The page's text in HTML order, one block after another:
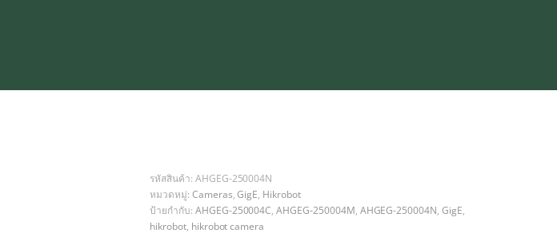
รหัสสินค้า: AHGEG-250004N
หมวดหมู่: Cameras ,GigE Hikrobot
ป้ายกำกับ: AHGEG-250004C ,AHGEG-250004M AHGEG-250004N GigE
hikrobot, hikrobot camera